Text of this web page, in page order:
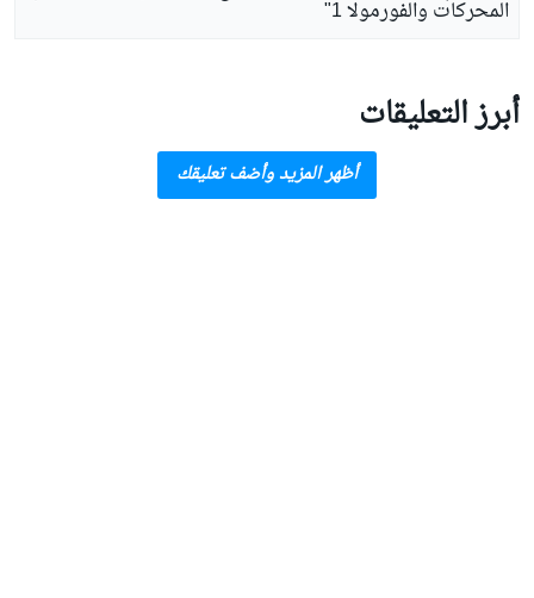
المحركات والفورمولا 1"
أبرز التعليقات
أظهر المزيد وأضف تعليقك